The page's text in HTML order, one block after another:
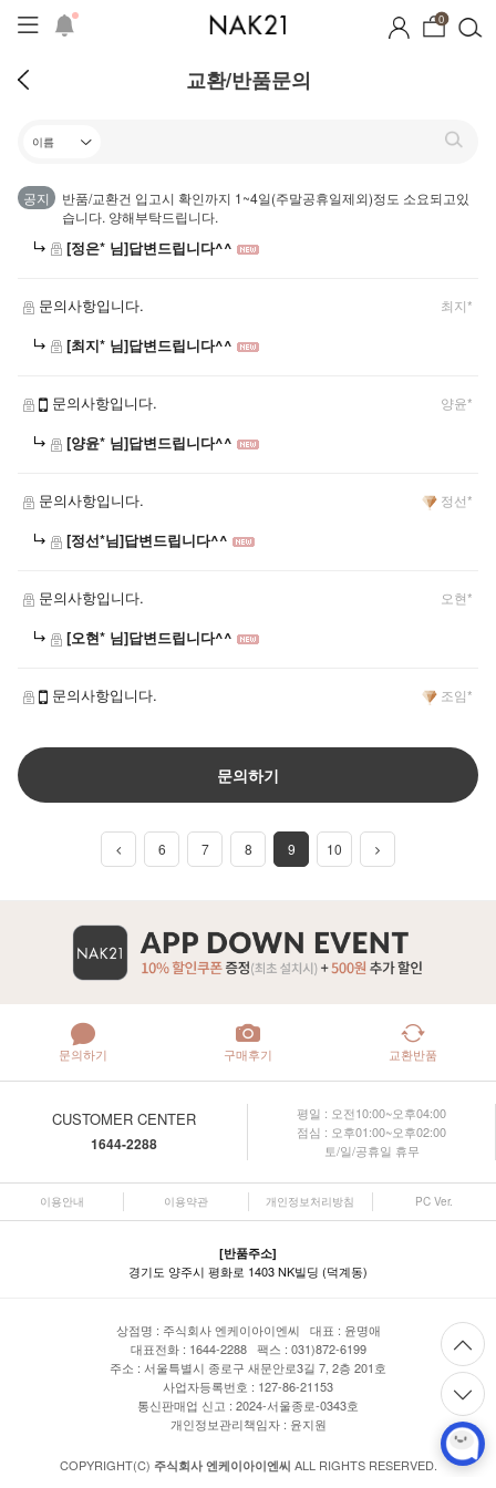
0
교환/반품문의
공지
반품/교환건 입고시 확인까지 1~4일(주말공휴일제외)정도 소요되고있
습니다. 양해부탁드립니다.
[정은* 님]답변드립니다^^
문의사항입니다. 최지*
[최지* 님]답변드립니다^^
문의사항입니다. 양윤*
[양윤* 님]답변드립니다^^
문의사항입니다. 정선*
[정선*님]답변드립니다^^
문의사항입니다. 오현*
[오현* 님]답변드립니다^^
문의사항입니다. 조임*
문의하기
6 7 8 9 10
문의하기 구매후기 교환반품
CUSTOMER CENTER
1644-2288
평일 : 오전10:00~오후04:00
점심 : 오후01:00~오후02:00
토/일/공휴일 휴무
이용안내 이용약관 개인정보처리방침 PC Ver.
[반품주소]
경기도 양주시 평화로 1403 NK빌딩 (덕계동)
상점명 : 주식회사 엔케이아이엔씨 대표 : 윤명애
대표전화 : 1644-2288 팩스 : 031)872-6199
주소 : 서울특별시 종로구 새문안로3길 7, 2층 201호
사업자등록번호 : 127-86-21153
통신판매업 신고 : 2024-서울종로-0343호
개인정보관리책임자 : 윤지원
COPYRIGHT(C) 주식회사 엔케이아이엔씨 ALL RIGHTS RESERVED.